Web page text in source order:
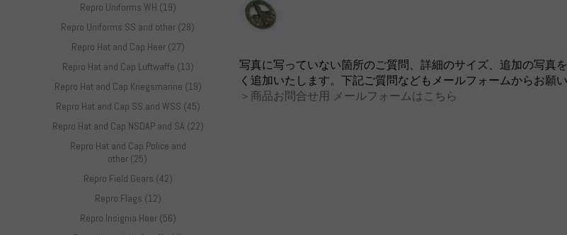
Repro Uniforms WH (19)
Repro Uniforms SS and other (28)
Repro Hat and Cap Heer (27)
Repro Hat and Cap Luftwaffe (13)
Repro Hat and Cap Kriegsmarine (19)
Repro Hat and Cap SS and WSS (45)
Repro Hat and Cap NSDAP and SA (22)
Repro Hat and Cap Police and
other (25)
Repro Field Gears (42)
Repro Flags (12)
Repro Insignia Heer (56)
写真に写っていない箇所のご質問、詳細のサイズ、追加の写真
く追加いたします。下記ご質問などもメールフォームからお願い
＞商品お問合せ用 メールフォームはこちら